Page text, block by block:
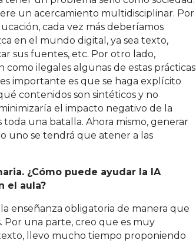
un acercamiento multidisciplinar. Por
cada vez más deberíamos
en el mundo digital, ya sea texto,
sus fuentes, etc. Por otro lado,
ilegales algunas de estas prácticas
importante es que se haga explícito
contenidos son sintéticos y no
el impacto negativo de la
una batalla. Ahora mismo, generar
uno se tendrá que atener a las
¿Cómo puede ayudar la IA
el aula?
enseñanza obligatoria de manera que
Por una parte, creo que es muy
llevo mucho tiempo proponiendo